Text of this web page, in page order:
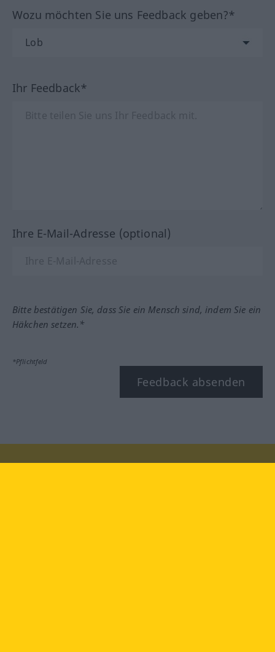
Wozu möchten Sie uns Feedback geben?*
Ihr Feedback*
Ihre E-Mail-Adresse (optional)
Bitte bestätigen Sie, dass Sie ein Mensch sind, indem Sie ein
Häkchen setzen.*
*Pflichtfeld
Feedback absenden